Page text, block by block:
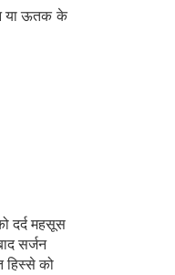
या ऊतक के
दर्द महसूस
सर्जन
हिस्से को